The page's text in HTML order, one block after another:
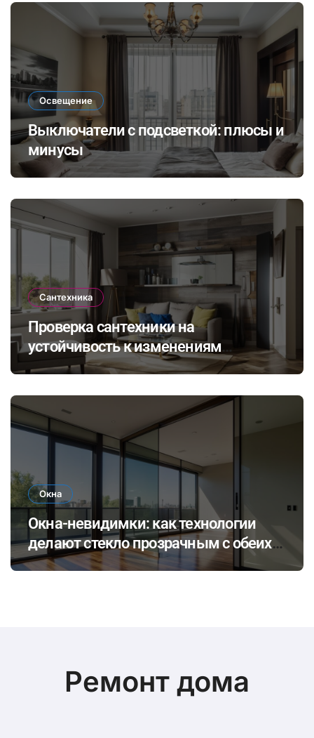
Освещение
Выключатели с подсветкой: плюсы и
минусы
Сантехника
Проверка сантехники на
устойчивость к изменениям
климата: как выбрать и установить
проживания в будущем
Окна
Окна-невидимки: как технологии
делают стекло прозрачным с обеих
сторон
Ремонт дома